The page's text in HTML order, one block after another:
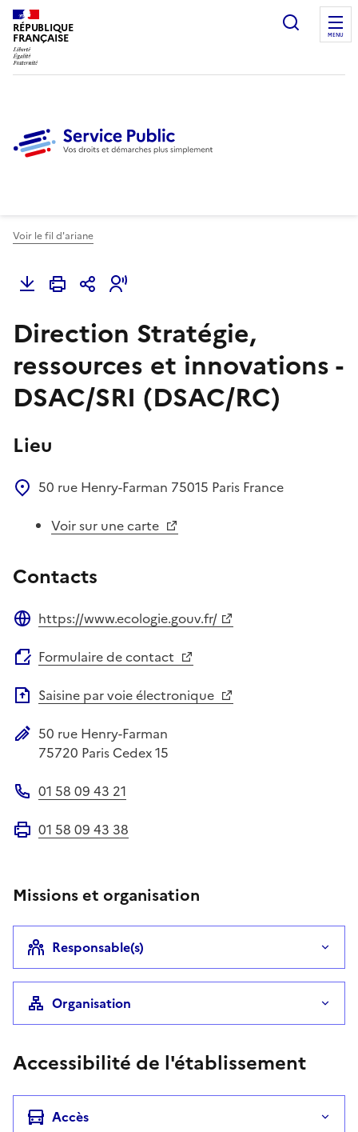
RÉPUBLIQUE
FRANÇAISE
Ouvrir
MENU
Voir le fil d'ariane
Direction Stratégie,
ressources et innovations -
DSAC/SRI (DSAC/RC)
Lieu
50 rue Henry-Farman 75015 Paris France
Voir sur une carte
Contacts
https://www.ecologie.gouv.fr/
Formulaire de contact
Saisine par voie électronique
Adresse postale
50 rue Henry-Farman
75720 Paris Cedex 15
01 58 09 43 21
01 58 09 43 38
Missions et organisation
Responsable(s)
Organisation
Accessibilité de l'établissement
Accès